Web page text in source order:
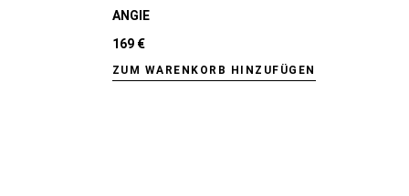
ANGIE
169 €
ZUM WARENKORB HINZUFÜGEN